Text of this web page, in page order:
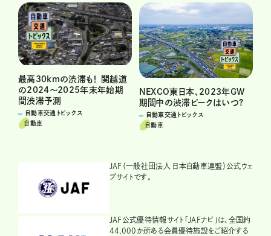
最高30kmの渋滞も！ 関越道
の2024〜2025年末年始期
間渋滞予測
自動車交通トピックス
自動車
NEXCO東日本、2023年GW
期間中の渋滞ピークはいつ?
自動車交通トピックス
自動車
JAF（一般社団法人 日本自動車連盟）公式ウェ
ブサイトです。
JAF公式優待情報サイト「JAFナビ」は、全国約
44,000か所ある会員優待施設をご紹介する